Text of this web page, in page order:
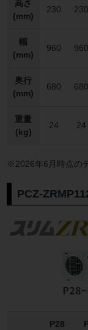
高さ
(mm)
230 230
幅
(mm)
960 960
奥行
(mm)
680 680
重量
(kg)
24 24
※2026年6月時点の
PCZ-
P28